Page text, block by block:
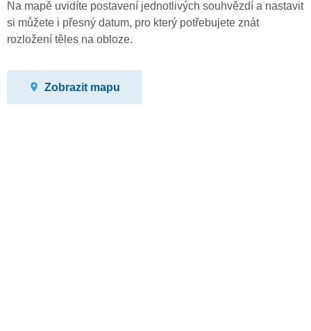
Na mapě uvidíte postavení jednotlivých souhvězdí a nastavit
si můžete i přesný datum, pro který potřebujete znát
rozložení těles na obloze.
Zobrazit mapu